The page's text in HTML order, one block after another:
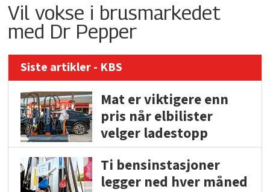
Vil vokse i brusmarkedet
med Dr Pepper
Siste artikler - KBS
Mat er viktigere enn
pris når elbilister
velger ladestopp
Ti bensinstasjoner
legger ned hver måned